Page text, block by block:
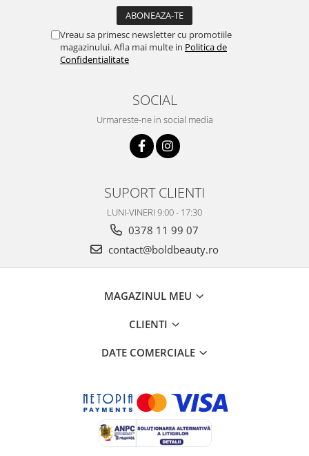
Vreau sa primesc newsletter cu promotiile
magazinului. Afla mai multe in Politica de
Confidentialitate
SOCIAL
Urmareste-ne in social media
SUPORT CLIENTI
LUNI-VINERI 9:00 - 17:30
0378 11 99 07
contact@boldbeauty.ro
MAGAZINUL MEU
CLIENTI
DATE COMERCIALE